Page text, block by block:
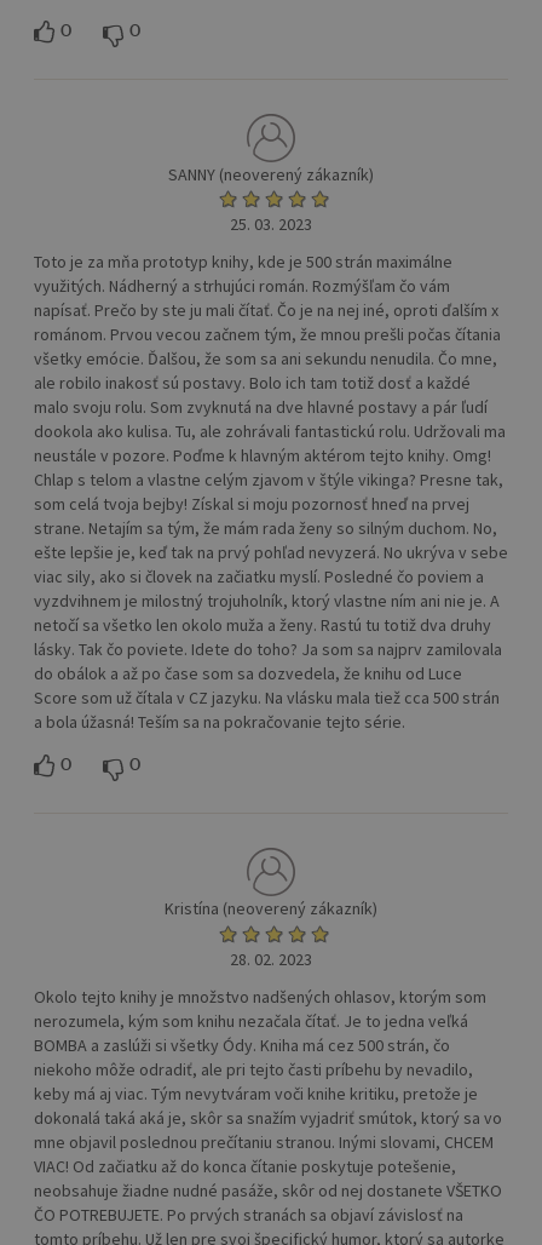
0 0
SANNY (neoverený zákazník)
25. 03. 2023
Toto je za mňa prototyp knihy, kde je 500 strán maximálne
využitých. Nádherný a strhujúci román. Rozmýšľam čo vám
napísať. Prečo by ste ju mali čítať. Čo je na nej iné, oproti ďalším x
románom. Prvou vecou začnem tým, že mnou prešli počas čítania
všetky emócie. Ďalšou, že som sa ani sekundu nenudila. Čo mne,
ale robilo inakosť sú postavy. Bolo ich tam totiž dosť a každé
malo svoju rolu. Som zvyknutá na dve hlavné postavy a pár ľudí
dookola ako kulisa. Tu, ale zohrávali fantastickú rolu. Udržovali ma
neustále v pozore. Poďme k hlavným aktérom tejto knihy. Omg!
Chlap s telom a vlastne celým zjavom v štýle vikinga? Presne tak,
som celá tvoja bejby! Získal si moju pozornosť hneď na prvej
strane. Netajím sa tým, že mám rada ženy so silným duchom. No,
ešte lepšie je, keď tak na prvý pohľad nevyzerá. No ukrýva v sebe
viac sily, ako si človek na začiatku myslí. Posledné čo poviem a
vyzdvihnem je milostný trojuholník, ktorý vlastne ním ani nie je. A
netočí sa všetko len okolo muža a ženy. Rastú tu totiž dva druhy
lásky. Tak čo poviete. Idete do toho? Ja som sa najprv zamilovala
do obálok a až po čase som sa dozvedela, že knihu od Luce
Score som už čítala v CZ jazyku. Na vlásku mala tiež cca 500 strán
a bola úžasná! Teším sa na pokračovanie tejto série.
0 0
Kristína (neoverený zákazník)
28. 02. 2023
Okolo tejto knihy je množstvo nadšených ohlasov, ktorým som
nerozumela, kým som knihu nezačala čítať. Je to jedna veľká
BOMBA a zaslúži si všetky Ódy. Kniha má cez 500 strán, čo
niekoho môže odradiť, ale pri tejto časti príbehu by nevadilo,
keby má aj viac. Tým nevytváram voči knihe kritiku, pretože je
dokonalá taká aká je, skôr sa snažím vyjadriť smútok, ktorý sa vo
mne objavil poslednou prečítaniu stranou. Inými slovami, CHCEM
VIAC! Od začiatku až do konca čítanie poskytuje potešenie,
neobsahuje žiadne nudné pasáže, skôr od nej dostanete VŠETKO
ČO POTREBUJETE. Po prvých stranách sa objaví závislosť na
tomto príbehu. Už len pre svoj špecifický humor, ktorý sa autorke